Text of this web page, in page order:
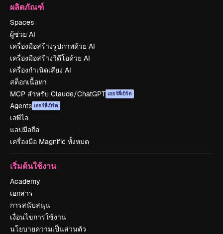
ผลิตภัณฑ์
Spaces
ผู้ช่วย AI
เครื่องมือสร้างรูปภาพด้วย AI
เครื่องมือสร้างวิดีโอด้วย AI
เครื่องกำเนิดเสียง AI
สต็อกเนื้อหา
MCP สำหรับ Claude/ChatGPT เออร์ลี่เบิร์ด
Agents เออร์ลี่เบิร์ด
เอพีไอ
แอปมือถือ
เครื่องมือ Magnific ทั้งหมด
เริ่มต้นใช้งาน
Academy
เอกสาร
การสนับสนุน
เงื่อนไขการใช้งาน
นโยบายความเป็นส่วนตัว